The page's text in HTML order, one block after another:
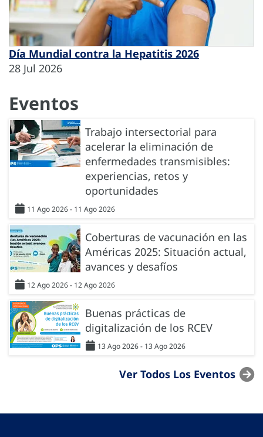
Día Mundial contra la Hepatitis 2026
28 Jul 2026
Eventos
Trabajo intersectorial para
acelerar la eliminación de
enfermedades transmisibles:
experiencias, retos y
oportunidades
11 Ago 2026 - 11 Ago 2026
Coberturas de vacunación en las
Américas 2025: Situación actual,
avances y desafíos
12 Ago 2026 - 12 Ago 2026
Buenas prácticas de
digitalización de los RCEV
13 Ago 2026 - 13 Ago 2026
Ver Todos Los Eventos